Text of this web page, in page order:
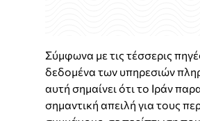
Σύμφωνα με τις τέσσερις
δεδομένα των υπηρεσιών
αυτή σημαίνει ότι το Ιράν
σημαντική απειλή για τους